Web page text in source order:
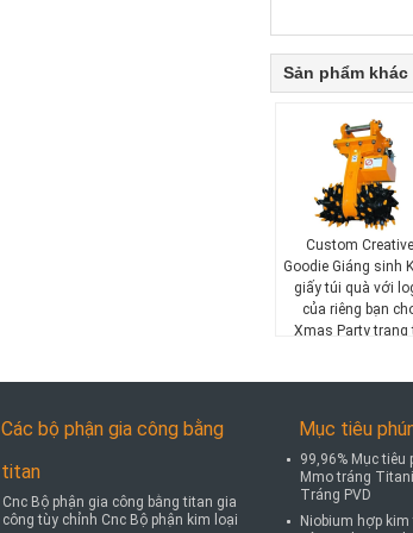
Sản phẩm khác
Custom Creative
Goodie Giáng sinh
giấy túi quà với
của riêng bạn
Xmas Party trang
Các bộ phận gia công bằng
titan
Cnc Bộ phận gia công bằng titan gia
công tùy chỉnh Cnc Bộ phận kim loại
Mục tiêu
99,96% Mục
Mmo tráng
Tráng PVD
Niobium hợp